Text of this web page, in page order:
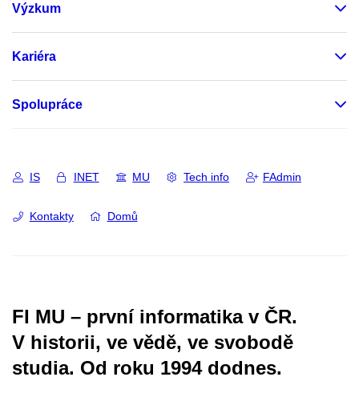
Výzkum
Kariéra
Spolupráce
IS INET MU Tech info FAdmin
Kontakty Domů
FI MU – první informatika v ČR.
V historii, ve vědě, ve svobodě
studia. Od roku 1994 dodnes.